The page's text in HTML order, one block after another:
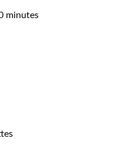
minutes